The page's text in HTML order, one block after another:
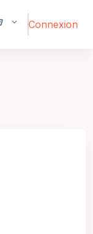
la saisie
Connexion